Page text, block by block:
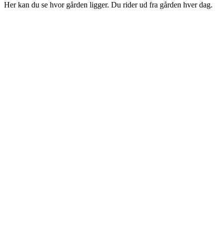
Her kan du se hvor gården ligger. Du rider ud fra gården hver dag.